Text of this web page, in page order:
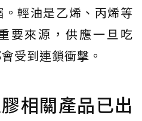
輕油是乙烯、丙烯等
要來源，供應一旦吃
受到連鎖衝擊。
相關產品已出